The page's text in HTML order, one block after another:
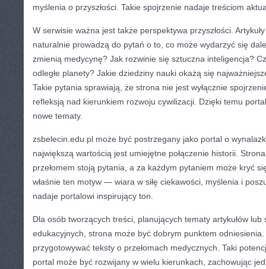
myślenia o przyszłości. Takie spojrzenie nadaje treściom
W serwisie ważna jest także perspektywa przyszłości.
naturalnie prowadzą do pytań o to, co może wydarzyć się
zmienią medycynę? Jak rozwinie się sztuczna inteligencja?
odległe planety? Jakie dziedziny nauki okażą się
Takie pytania sprawiają, że strona nie jest wyłącznie
refleksją nad kierunkiem rozwoju cywilizacji. Dzięki temu
nowe tematy.
zsbelecin.edu.pl może być postrzegany jako portal o
największą wartością jest umiejętne połączenie historii.
przełomem stoją pytania, a za każdym pytaniem może kryć
właśnie ten motyw — wiara w siłę ciekawości, myślenia i
nadaje portalowi inspirujący ton.
Dla osób tworzących treści, planujących tematy artykułów lub
edukacyjnych, strona może być dobrym punktem
przygotowywać teksty o przełomach medycznych. Taki
portal może być rozwijany w wielu kierunkach, zachowując